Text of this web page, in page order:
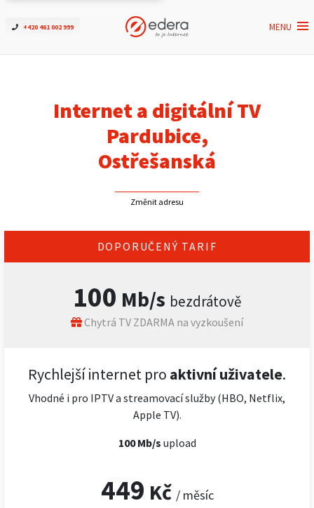
+420 461 002 999 MENU
Ověřit dostupnost
ČEZNET TV
Podpora
Kontakt
Internet a digitální TV
Pardubice,
Ostřešanská
Změnit adresu
DOPORUČENÝ TARIF
100 Mb/s bezdrátově
Chytrá TV ZDARMA na vyzkoušení
Rychlejší internet pro aktivní uživatele.
Vhodné i pro IPTV a streamovací služby (HBO, Netflix,
Apple TV).
100 Mb/s upload
449 Kč / měsíc